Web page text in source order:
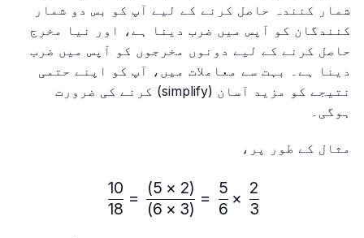
شمار کنندہ حاصل کرنے کے لیے آپ کو بس دو شمار
کنندگان کو آپس میں ضرب دینا ہے، اور نیا مخرج
حاصل کرنے کے لیے دونوں مخرجوں کو آپس میں ضرب
دینا ہے۔ بہت سے معاملات میں، آپ کو اپنے حتمی
نتیجے کو مزید آسان (simplify) کرنے کی ضرورت
ہوگی۔
مثال کے طور پر،
\frac{2}{3} × \frac{5}{6} = \frac{(2 × 5)}{(3 × 6)} = \frac{10}{18}
3
2
×
6
5
=
(
3
×
6
)
(
2
×
5
)
=
18
10